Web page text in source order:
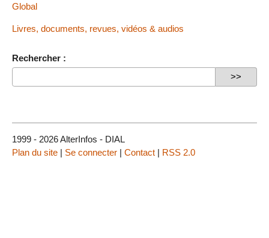
Global
Livres, documents, revues, vidéos & audios
Rechercher :
1999 - 2026 AlterInfos - DIAL
Plan du site | Se connecter | Contact | RSS 2.0